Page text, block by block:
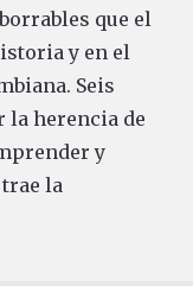
que el
y en el
Seis
la herencia de
y
la